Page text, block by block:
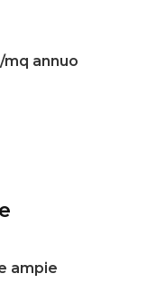
mq annuo
ampie